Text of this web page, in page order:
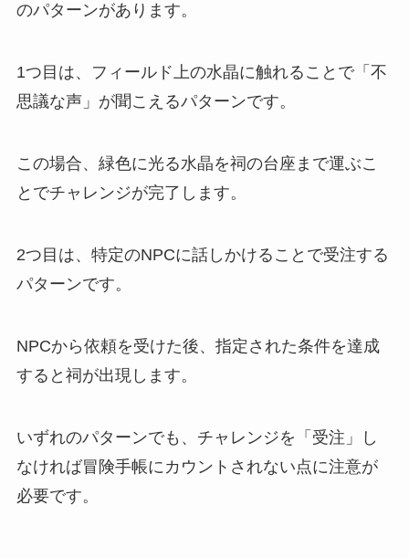
のパターンがあります。
1つ目は、フィールド上の水晶に触れることで「不
思議な声」が聞こえるパターンです。
この場合、緑色に光る水晶を祠の台座まで運ぶこ
とでチャレンジが完了します。
2つ目は、特定のNPCに話しかけることで受注する
パターンです。
NPCから依頼を受けた後、指定された条件を達成
すると祠が出現します。
いずれのパターンでも、チャレンジを「受注」し
なければ冒険手帳にカウントされない点に注意が
必要です。